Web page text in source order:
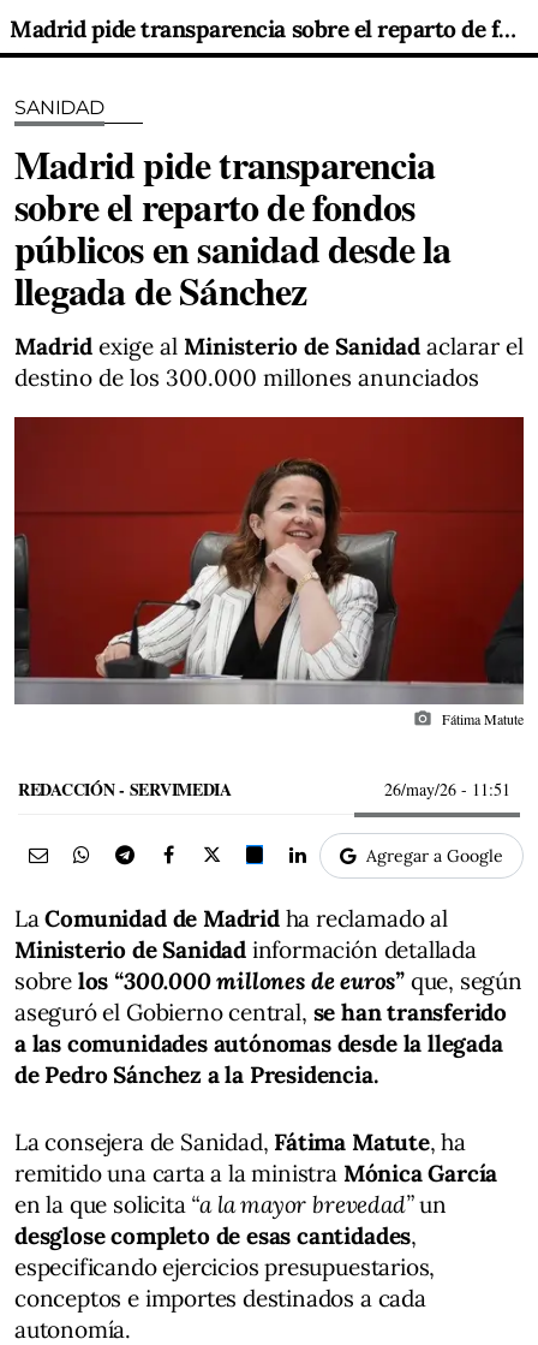
Madrid pide transparencia sobre el reparto de fondos públicos en sanidad desde la llegada de Sánchez
SANIDAD
Madrid pide transparencia
sobre el reparto de fondos
públicos en sanidad desde la
llegada de Sánchez
Madrid exige al Ministerio de Sanidad aclarar el
destino de los 300.000 millones anunciados
photo_camera Fátima Matute
REDACCIÓN - SERVIMEDIA 26/may/26 - 11:51
Agregar a Google
LaComunidad de Madridha reclamado al
Ministerio de Sanidad información detallada
sobre los “300.000 millones de euros” que, según
aseguró el Gobierno central, se han transferido
a las comunidades autónomas desde la llegada
de Pedro Sánchez a la Presidencia.
La consejera de Sanidad, Fátima Matute, ha
remitido una carta a la ministra Mónica García
en la que solicita “a la mayor brevedad”un
desglose completo de esas cantidades,
especificando ejercicios presupuestarios,
conceptos e importes destinados a cada
autonomía.